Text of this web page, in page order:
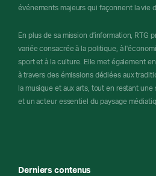
événements majeurs qui façonnent la vie
En plus de sa mission d'information, RTG
variée consacrée à la politique, à
sport et à la culture. Elle met également
à travers des émissions dédiées aux
la musique et aux arts, tout en restant
et un acteur essentiel du paysage
Derniers contenus